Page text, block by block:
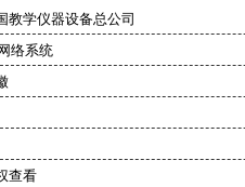
教学仪器设备总公司
络系统
查看